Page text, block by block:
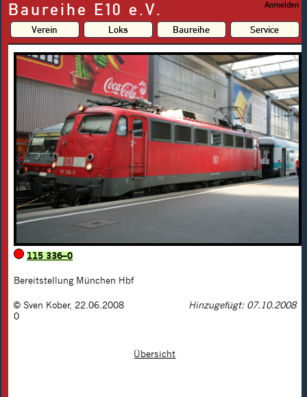
Baureihe E10 e.V. Anmelden
Verein Loks Baureihe Service
115 336–0
Bereitstellung München Hbf
© Sven Kober, 22.06.2008
Hinzugefügt: 07.10.2008
0
Übersicht